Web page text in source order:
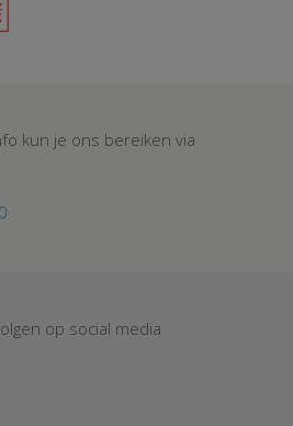
kun je ons bereiken via
op social media